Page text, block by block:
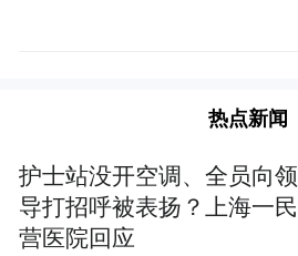
热点新闻
护士站没开空调、全员向领
导打招呼被表扬？上海一民
营医院回应